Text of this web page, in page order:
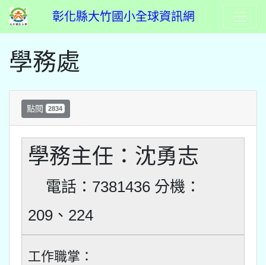
彰化縣大竹國小全球資訊網
學務處
點閱 2834
學務主任：沈勇志
電話：7381436 分機：
209、224
工作職掌：